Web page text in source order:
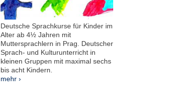
Deutsche Sprachkurse für Kinder im
Alter ab 4½ Jahren mit
Muttersprachlern in Prag. Deutscher
Sprach- und Kulturunterricht in
kleinen Gruppen mit maximal sechs
bis acht Kindern.
mehr ›